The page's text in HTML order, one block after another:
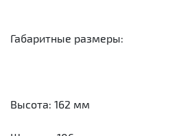
Габаритные размеры:
Высота: 162 мм